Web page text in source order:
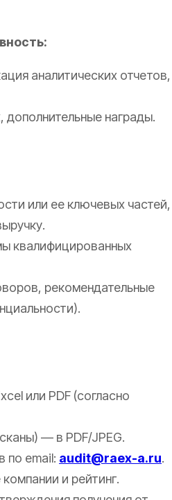
аналитических отчетов,
дополнительные награды.
или ее ключевых частей,
квалифицированных
рекомендательные
или PDF (согласно
— в PDF/JPEG.
по email: audit@raex-a.ru.
и рейтинг.